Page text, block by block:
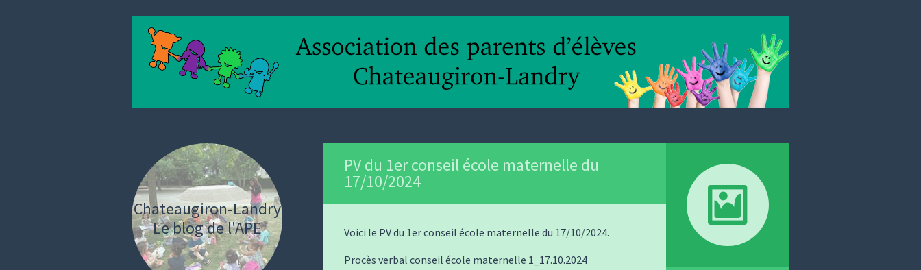
Chateaugiron-Landry
Le blog de l'APE
PV du 1er conseil école maternelle du
17/10/2024
Voici le PV du 1er conseil école maternelle du 17/10/2024.
Procès verbal conseil école maternelle 1_17.10.2024